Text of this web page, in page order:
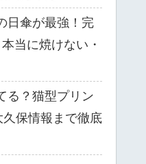
日傘が最強！完
当に焼けない・
る？猫型プリン
保情報まで徹底